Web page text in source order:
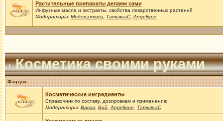
Растительные препараты делаем сами
Инфузные масла и экстракты, свойства лекарственных растений
Модераторы: Модераторы, ТатьянаС, Angelique
Косметика своими руками
Форум
Косметические ингредиенты
Справочник по составу, дозировкам и применению
Модераторы: Васса Вий, Angelique, ТатьянаС